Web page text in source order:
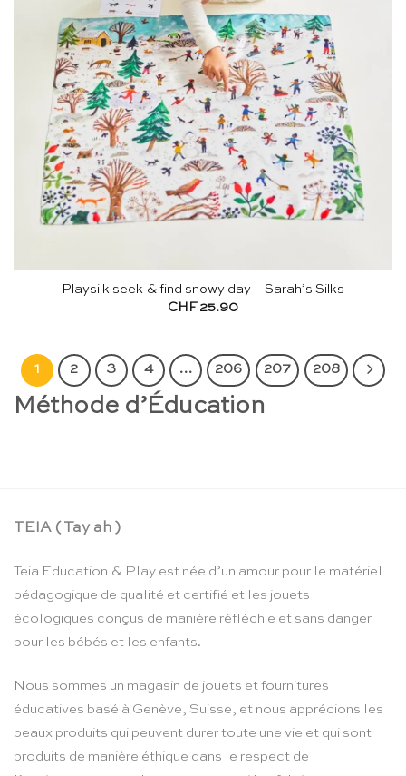
Playsilk seek & find snowy day – Sarah’s Silks
CHF25.90
1 2 3 4 … 206 207 208
Méthode d’Éducation
TEIA ( Tay ah )
Teia Education & Play est née d’un amour pour le matériel
pédagogique de qualité et certifié et les jouets
écologiques conçus de manière réfléchie et sans danger
pour les bébés et les enfants.
Nous sommes un magasin de jouets et fournitures
éducatives basé à Genève, Suisse, et nous apprécions les
beaux produits qui peuvent durer toute une vie et qui sont
produits de manière éthique dans le respect de